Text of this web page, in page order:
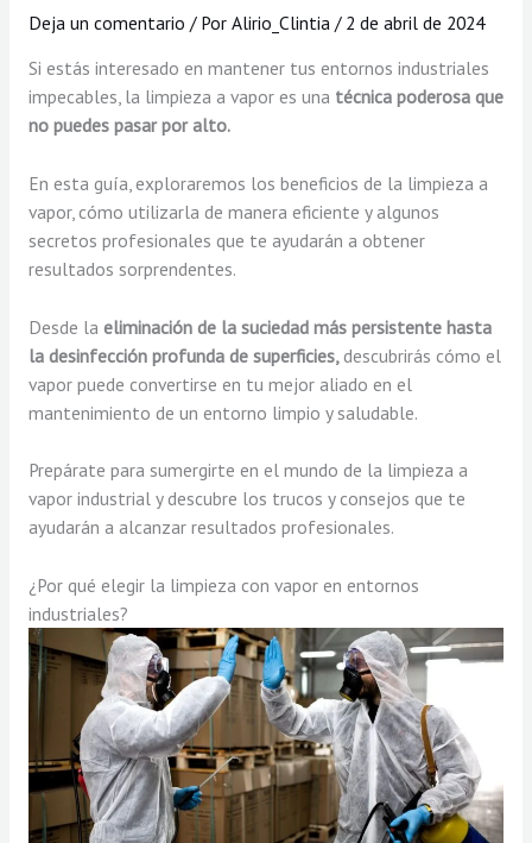
Deja un comentario / Por Alirio_Clintia / 2 de abril de 2024
Si estás interesado en mantener tus entornos industriales
impecables, la limpieza a vapor es una técnica poderosa que
no puedes pasar por alto.
En esta guía, exploraremos los beneficios de la limpieza a
vapor, cómo utilizarla de manera eficiente y algunos
secretos profesionales que te ayudarán a obtener
resultados sorprendentes.
Desde la eliminación de la suciedad más persistente hasta
la desinfección profunda de superficies,descubrirás cómo el
vapor puede convertirse en tu mejor aliado en el
mantenimiento de un entorno limpio y saludable.
Prepárate para sumergirte en el mundo de la limpieza a
vapor industrial y descubre los trucos y consejos que te
ayudarán a alcanzar resultados profesionales.
¿Por qué elegir la limpieza con vapor en entornos
industriales?